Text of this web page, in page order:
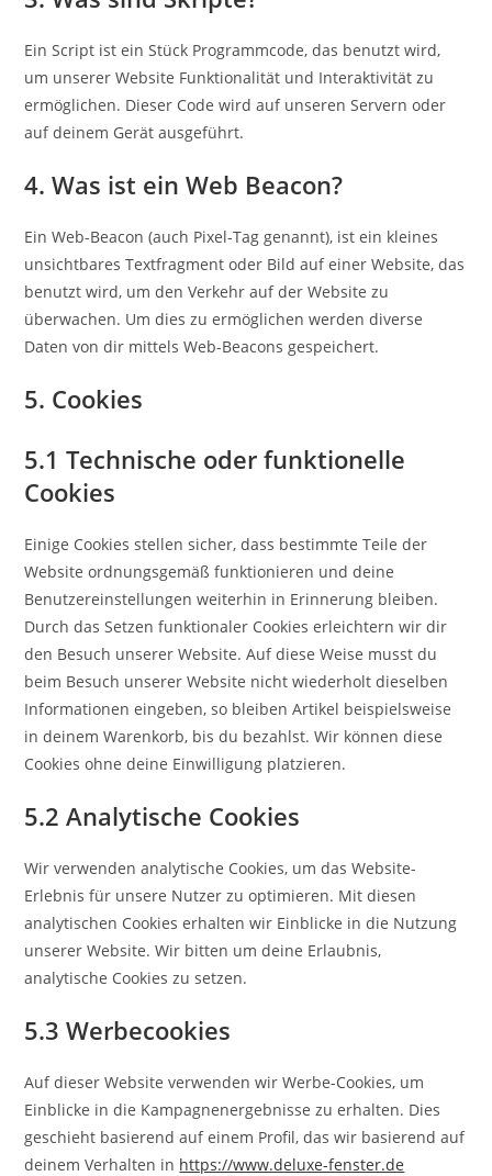
Ein Script ist ein Stück Programmcode, das benutzt wird,
um unserer Website Funktionalität und Interaktivität zu
ermöglichen. Dieser Code wird auf unseren Servern oder
auf deinem Gerät ausgeführt.
4. Was ist ein Web Beacon?
Ein Web-Beacon (auch Pixel-Tag genannt), ist ein kleines
unsichtbares Textfragment oder Bild auf einer Website, das
benutzt wird, um den Verkehr auf der Website zu
überwachen. Um dies zu ermöglichen werden diverse
Daten von dir mittels Web-Beacons gespeichert.
5. Cookies
5.1 Technische oder funktionelle
Cookies
Einige Cookies stellen sicher, dass bestimmte Teile der
Website ordnungsgemäß funktionieren und deine
Benutzereinstellungen weiterhin in Erinnerung bleiben.
Durch das Setzen funktionaler Cookies erleichtern wir dir
den Besuch unserer Website. Auf diese Weise musst du
beim Besuch unserer Website nicht wiederholt dieselben
Informationen eingeben, so bleiben Artikel beispielsweise
in deinem Warenkorb, bis du bezahlst. Wir können diese
Cookies ohne deine Einwilligung platzieren.
5.2 Analytische Cookies
Wir verwenden analytische Cookies, um das Website-
Erlebnis für unsere Nutzer zu optimieren. Mit diesen
analytischen Cookies erhalten wir Einblicke in die Nutzung
unserer Website. Wir bitten um deine Erlaubnis,
analytische Cookies zu setzen.
5.3 Werbecookies
Auf dieser Website verwenden wir Werbe-Cookies, um
Einblicke in die Kampagnenergebnisse zu erhalten. Dies
geschieht basierend auf einem Profil, das wir basierend auf
deinem Verhalten in https://www.deluxe-fenster.de